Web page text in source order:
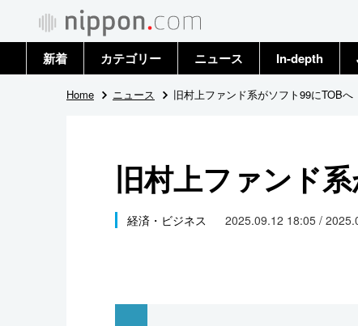
新着 カテゴリー
政治・外交
科学・技術
ニュース
トップ
In-depth
Home ニュース 旧村上ファンド系がソフト99にTOBへ
旧村上ファンド
経済・ビジネス 2025.09.12 18:05 /